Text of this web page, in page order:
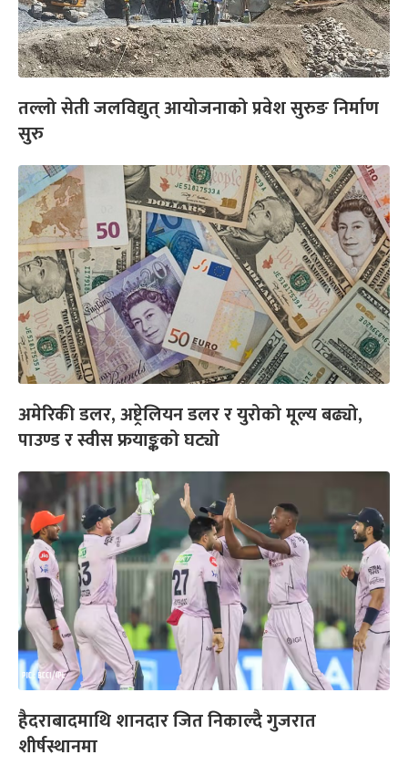
तल्लो सेती जलविद्युत् आयोजनाको प्रवेश सुरुङ निर्माण
सुरु
अमेरिकी डलर, अष्ट्रेलियन डलर र युरोको मूल्य बढ्यो,
पाउण्ड र स्वीस फ्रयाङ्कको घट्यो
हैदराबादमाथि शानदार जित निकाल्दै गुजरात
शीर्षस्थानमा